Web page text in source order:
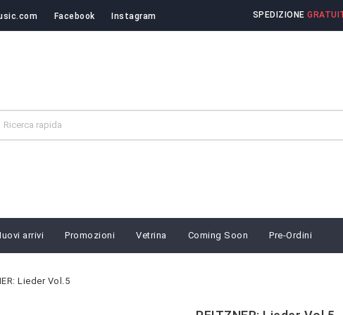
Facebook Instagram SPEDIZIONE
arrivi Promozioni Vetrina Coming Soon Pre-Ordini
Lieder Vol.5